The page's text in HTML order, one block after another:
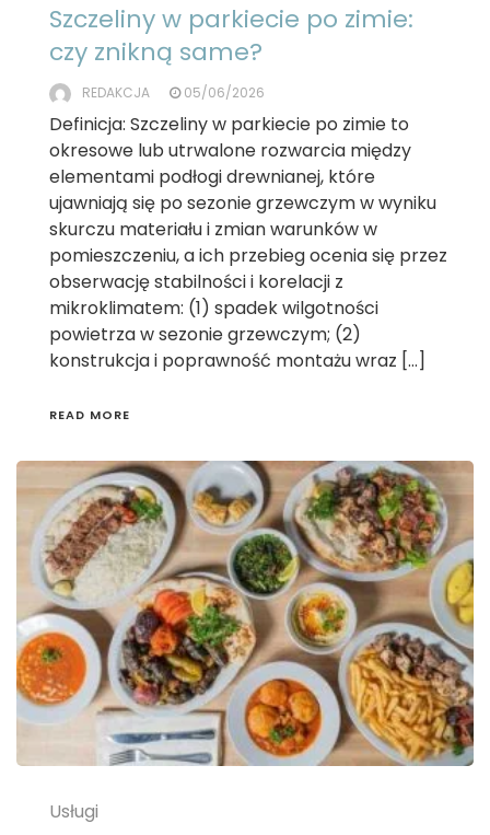
Szczeliny w parkiecie po zimie:
czy znikną same?
REDAKCJA 05/06/2026
Definicja: Szczeliny w parkiecie po zimie to
okresowe lub utrwalone rozwarcia między
elementami podłogi drewnianej, które
ujawniają się po sezonie grzewczym w wyniku
skurczu materiału i zmian warunków w
pomieszczeniu, a ich przebieg ocenia się przez
obserwację stabilności i korelacji z
mikroklimatem: (1) spadek wilgotności
powietrza w sezonie grzewczym; (2)
konstrukcja i poprawność montażu wraz […]
READ MORE
Usługi